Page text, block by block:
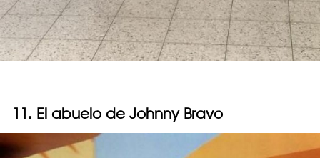
11. El abuelo de Johnny Bravo